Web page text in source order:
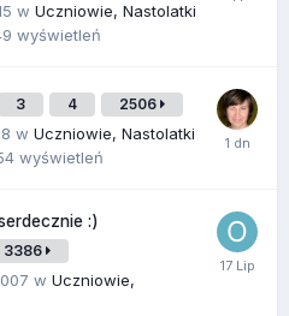
w Uczniowie, Nastolatki
wyświetleń
3 4 2506
w Uczniowie, Nastolatki
wyświetleń
:)
3386
w Uczniowie,